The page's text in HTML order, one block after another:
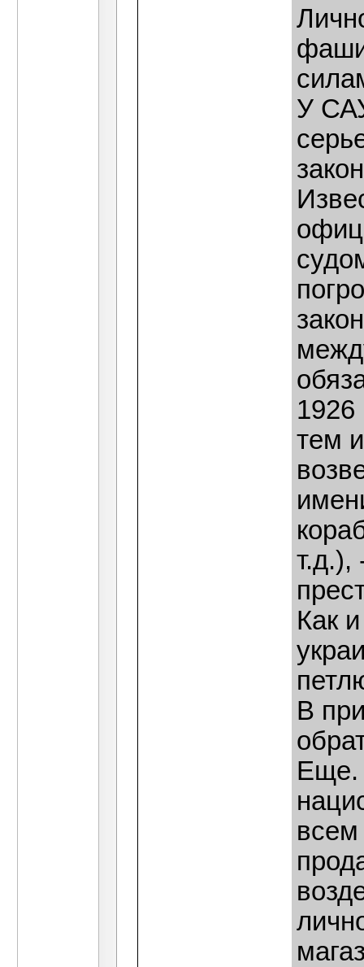
У
1926
тем
т.д.),
Как
В
Еще.
всем